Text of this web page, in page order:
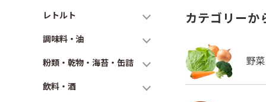
レトルト
調味料・油
粉類・乾物・海苔・缶詰
飲料・酒
カテゴリーか